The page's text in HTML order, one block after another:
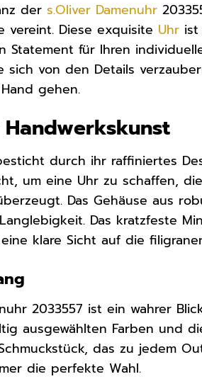
ders.Oliver Damenuhr
vereint. Diese exquisite Uhr
Statement für Ihren
sich von den Details
gehen.
durch ihr raffiniertes
um eine Uhr zu schaffen,
Das Gehäuse aus
Das kratzfeste
klare Sicht auf die
2033557 ist ein wahrer
ausgewählten Farben und
das zu jedem
die perfekte Wahl.